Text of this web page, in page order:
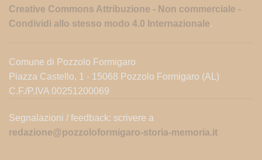
Creative Commons Attribuzione - Non commerciale -
Condividi allo stesso modo 4.0 Internazionale.
Comune di Pozzolo Formigaro
Piazza Castello, 1 - 15068 Pozzolo Formigaro (AL)
C.F./P.IVA 00251200069
Segnalazioni / feedback: scrivere a
redazione@pozzoloformigaro-storia-memoria.it